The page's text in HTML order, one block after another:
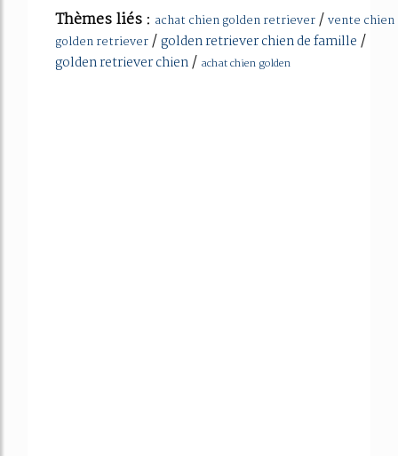
Thèmes liés : achat chien golden retriever/vente chien
golden retriever/ golden retriever chien de famille /
golden retriever chien/ achat chien golden